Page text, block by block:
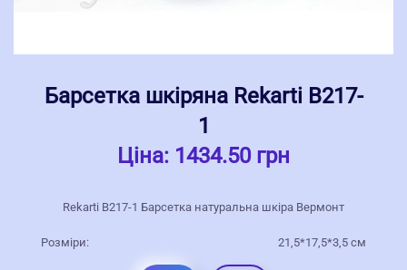
Барсетка шкіряна Rekarti В217-
1
Ціна: 1434.50 грн
Rekarti В217-1 Барсетка натуральна шкіра Вермонт
Розміри: 21,5*17,5*3,5 см